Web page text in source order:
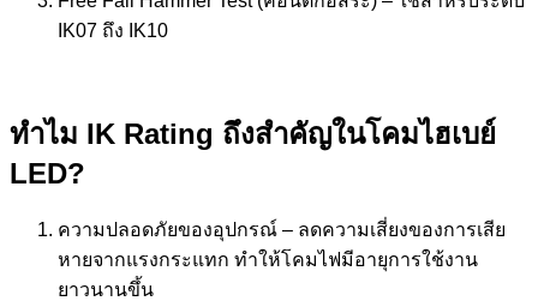
IK07 ถึง IK10
ทำไม IK Rating ถึงสำคัญในโคมไฮเบย์
LED?
ความปลอดภัยของอุปกรณ์ – ลดความเสี่ยงของการเสีย
หายจากแรงกระแทก ทำให้โคมไฟมีอายุการใช้งาน
ยาวนานขึ้น